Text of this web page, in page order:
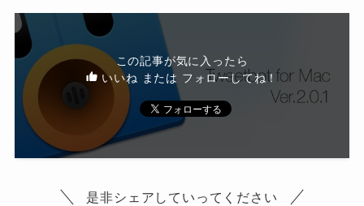
この記事が気に入ったら
いいね または フォローしてね！
是非シェアしていってください